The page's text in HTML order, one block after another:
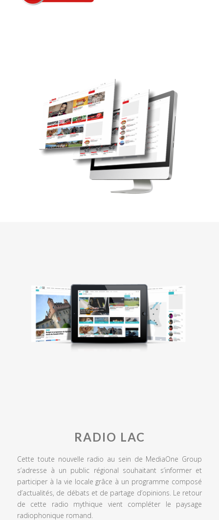
RADIO LAC
Cette toute nouvelle radio au sein de MediaOne Group
s’adresse à un public régional souhaitant s’informer et
participer à la vie locale grâce à un programme composé
d’actualités, de débats et de partage d’opinions. Le retour
de cette radio mythique vient compléter le paysage
radiophonique romand.